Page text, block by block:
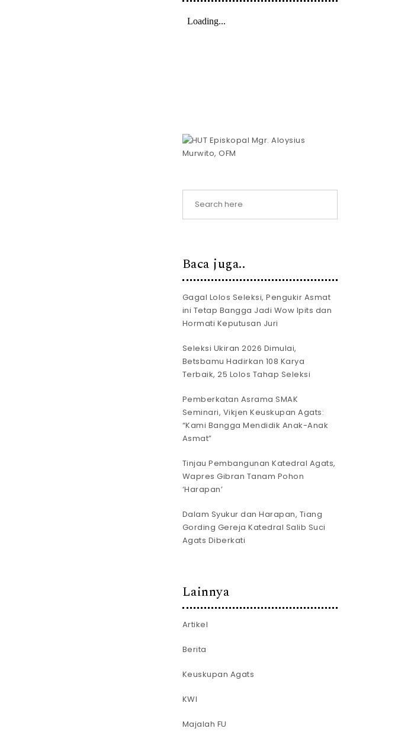
Baca juga..
Gagal Lolos Seleksi, Pengukir Asmat
ini Tetap Bangga Jadi Wow Ipits dan
Hormati Keputusan Juri
Seleksi Ukiran 2026 Dimulai,
Betsbamu Hadirkan 108 Karya
Terbaik, 25 Lolos Tahap Seleksi
Pemberkatan Asrama SMAK
Seminari, Vikjen Keuskupan Agats:
“Kami Bangga Mendidik Anak-Anak
Asmat”
Tinjau Pembangunan Katedral Agats,
Wapres Gibran Tanam Pohon
‘Harapan’
Dalam Syukur dan Harapan, Tiang
Gording Gereja Katedral Salib Suci
Agats Diberkati
Lainnya
Artikel
Berita
Keuskupan Agats
KWI
Majalah FU